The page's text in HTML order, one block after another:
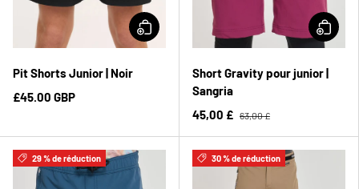
Pit Shorts Junior | Noir
£45.00 GBP
Short Gravity pour junior |
Sangria
45,00 £ 63,00 £
29 % de réduction 30 % de réduction